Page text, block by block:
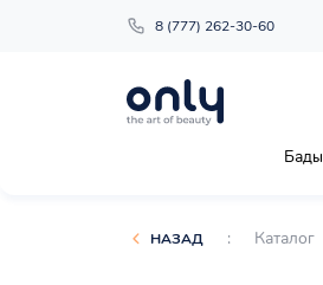
8 (777) 262-30-60
Бады
НАЗАД : Каталог